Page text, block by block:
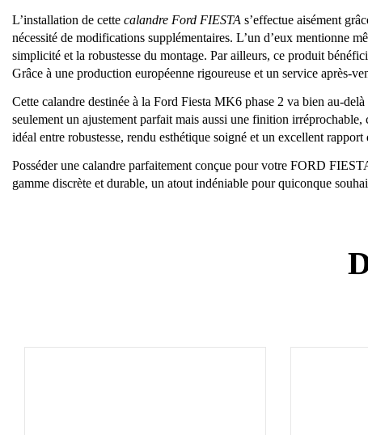
L’installation de cette calandre Ford FIESTA s’effectue aisément
nécessité de modifications supplémentaires. L’un d’eux mentionne
simplicité et la robustesse du montage. Par ailleurs, ce produit
Grâce à une production européenne rigoureuse et un service après-
Cette calandre destinée à la Ford Fiesta MK6 phase 2 va bien au-
seulement un ajustement parfait mais aussi une finition
idéal entre robustesse, rendu esthétique soigné et un excellent
Posséder une calandre parfaitement conçue pour votre FORD
gamme discrète et durable, un atout indéniable pour quiconque